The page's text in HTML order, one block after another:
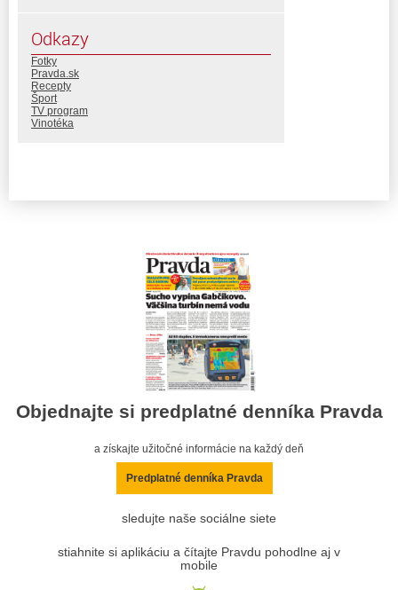
Odkazy
Fotky
Pravda.sk
Recepty
Šport
TV program
Vinotéka
Objednajte si predplatné denníka Pravda
a získajte užitočné informácie na každý deň
Predplatné denníka Pravda
sledujte naše sociálne siete
stiahnite si aplikáciu a čítajte Pravdu pohodlne aj v
mobile